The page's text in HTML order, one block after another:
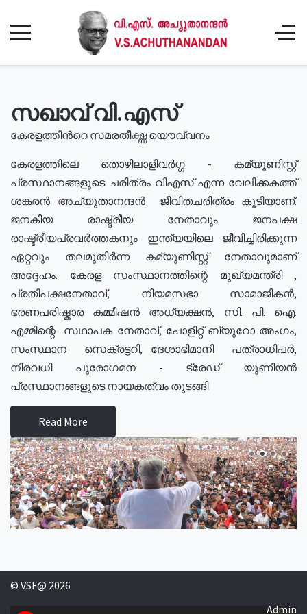
സഖാവ് വി.എസ്
കേരളത്തിൻറെ സമരതീക്ഷ്ണ യൌവ്വനം
കേരളത്തിലെ തൊഴിലാളിവർഗ്ഗ - കമ്യൂണിസ്റ്റ്
പ്രസ്ഥാനങ്ങളുടെ ചരിത്രം വിഎസ് എന്ന വേലിക്കകത്ത്
ശങ്കരൻ അച്യുതാനന്ദൻ ജീവിതചരിത്രം കൂടിയാണ്.
ജനകീയ രാഷ്ട്രീയ നേതാവും ജനപക്ഷ
രാഷ്ട്രീയപ്രവർത്തകനും ഇന്ത്യയിലെ ജീവിച്ചിരിക്കുന്ന
ഏറ്റവും തലമുതിർന്ന കമ്യൂണിസ്റ്റ് നേതാവുമാണ്
അദ്ദേഹം. കേരള സംസ്ഥാനത്തിന്റെ മുഖ്യമന്ത്രി ,
പ്രതിപക്ഷനേതാവ്, നിയമസഭാ സാമാജികൻ,
ഭരണപരിഷ്കാര കമ്മീഷൻ അധ്യക്ഷൻ, സി. പി. ഐ.
എമ്മിന്റെ സഥാപക നേതാവ്, പോളിറ്റ് ബ്യുറോ അംഗം,
സംസ്ഥാന സെക്രട്ടറി, ദേശാഭിമാനി പത്രാധിപർ,
നിരവധി പുരോഗമന - ട്രേഡ് യൂണിയൻ
പ്രസ്ഥാനങ്ങളുടെ നായകത്വം തുടങ്ങി
Read More
© VSF@ 2026
Admin